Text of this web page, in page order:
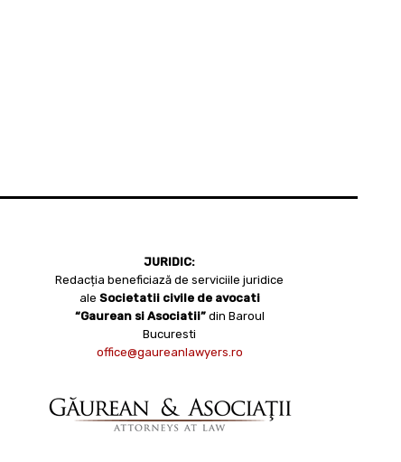
JURIDIC:
Redacția beneficiază de serviciile juridice
ale Societatii civile de avocati
“Gaurean si Asociatii” din Baroul
Bucuresti
office@gaureanlawyers.ro